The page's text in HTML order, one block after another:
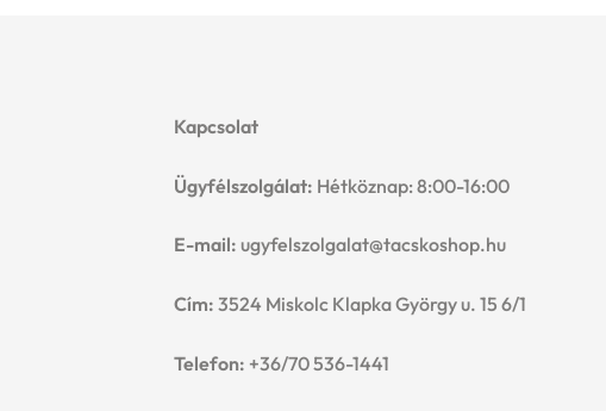
Kapcsolat
Ügyfélszolgálat: Hétköznap: 8:00-16:00
E-mail: ugyfelszolgalat@tacskoshop.hu
Cím: 3524 Miskolc Klapka György u. 15 6/1
Telefon: +36/70 536-1441